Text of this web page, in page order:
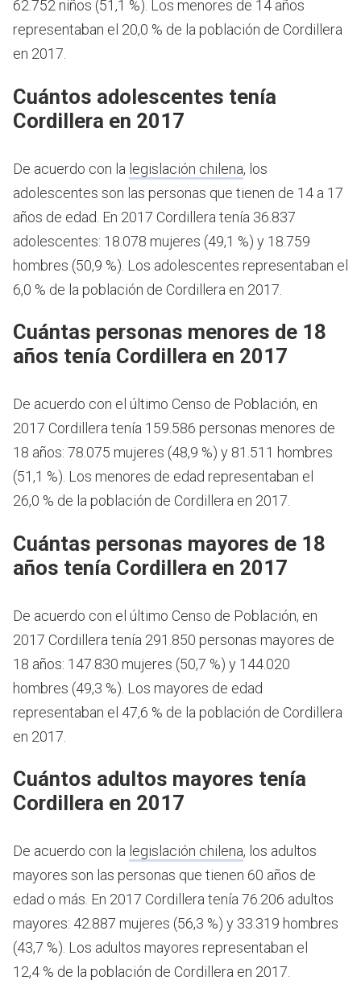
62.752 niños (51,1 %). Los menores de 14 años
representaban el 20,0 % de la población de Cordillera
en 2017.
Cuántos adolescentes tenía
Cordillera en 2017
De acuerdo con la legislación chilena, los
adolescentes son las personas que tienen de 14 a 17
años de edad. En 2017 Cordillera tenía 36.837
adolescentes: 18.078 mujeres (49,1 %) y 18.759
hombres (50,9 %). Los adolescentes representaban el
6,0 % de la población de Cordillera en 2017.
Cuántas personas menores de 18
años tenía Cordillera en 2017
De acuerdo con el último Censo de Población, en
2017 Cordillera tenía 159.586 personas menores de
18 años: 78.075 mujeres (48,9 %) y 81.511 hombres
(51,1 %). Los menores de edad representaban el
26,0 % de la población de Cordillera en 2017.
Cuántas personas mayores de 18
años tenía Cordillera en 2017
De acuerdo con el último Censo de Población, en
2017 Cordillera tenía 291.850 personas mayores de
18 años: 147.830 mujeres (50,7 %) y 144.020
hombres (49,3 %). Los mayores de edad
representaban el 47,6 % de la población de Cordillera
en 2017.
Cuántos adultos mayores tenía
Cordillera en 2017
De acuerdo con la legislación chilena, los adultos
mayores son las personas que tienen 60 años de
edad o más. En 2017 Cordillera tenía 76.206 adultos
mayores: 42.887 mujeres (56,3 %) y 33.319 hombres
(43,7 %). Los adultos mayores representaban el
12,4 % de la población de Cordillera en 2017.